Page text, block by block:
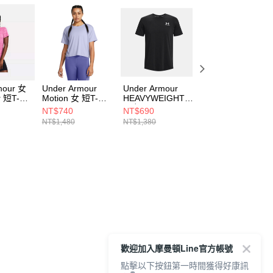
女
短T-
Under Armour
Motion 女 短T-
Shirt 1379178-
539
NT$740
NT$1,480
Under Armour
HEAVYWEIGHT
男 短T-Shirt
1373997-001
NT$690
NT$1,380
歡迎加入摩曼頓Line官方帳號
點擊以下按鈕第一時間獲得好康訊